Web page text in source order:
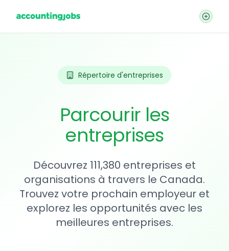
Répertoire d'entreprises
Parcourir les
entreprises
Découvrez 111,380 entreprises et
organisations à travers le Canada.
Trouvez votre prochain employeur et
explorez les opportunités avec les
meilleures entreprises.